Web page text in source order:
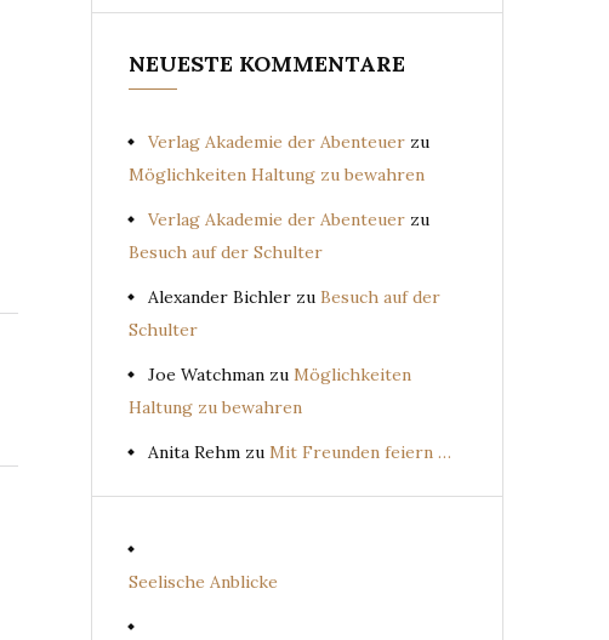
NEUESTE KOMMENTARE
Verlag Akademie der Abenteuer zu
Möglichkeiten Haltung zu bewahren
Verlag Akademie der Abenteuer zu
Besuch auf der Schulter
Alexander Bichler zu Besuch auf der
Schulter
Joe Watchman zu Möglichkeiten
Haltung zu bewahren
Anita Rehm zu Mit Freunden feiern …
Seelische Anblicke